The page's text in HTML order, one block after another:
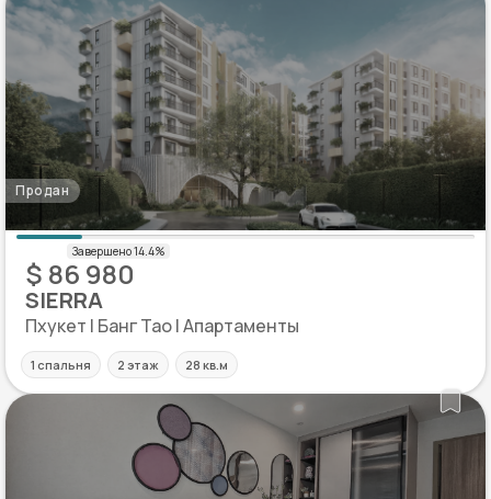
Продан
$ 86 980
SIERRA
Пхукет | Банг Тао | Апартаменты
1 спальня 2 этаж 28 кв.м